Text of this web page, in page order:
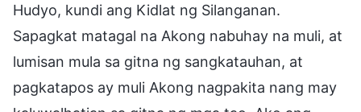
Hudyo, kundi ang Kidlat ng Silanganan.
Sapagkat matagal na Akong nabuhay na muli, at
lumisan mula sa gitna ng sangkatauhan, at
pagkatapos ay muli Akong nagpakita nang may